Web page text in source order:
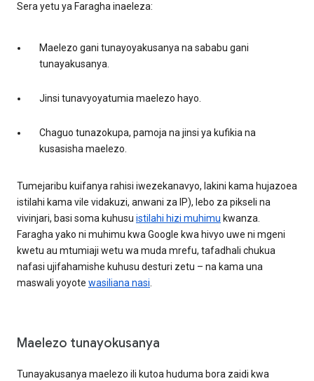
Sera yetu ya Faragha inaeleza:
Maelezo gani tunayoyakusanya na sababu gani
tunayakusanya.
Jinsi tunavyoyatumia maelezo hayo.
Chaguo tunazokupa, pamoja na jinsi ya kufikia na
kusasisha maelezo.
Tumejaribu kuifanya rahisi iwezekanavyo, lakini kama hujazoea
istilahi kama vile vidakuzi, anwani za IP), lebo za pikseli na
vivinjari, basi soma kuhusu istilahi hizi muhimu kwanza.
Faragha yako ni muhimu kwa Google kwa hivyo uwe ni mgeni
kwetu au mtumiaji wetu wa muda mrefu, tafadhali chukua
nafasi ujifahamishe kuhusu desturi zetu – na kama una
maswali yoyote wasiliana nasi.
Maelezo tunayokusanya
Tunayakusanya maelezo ili kutoa huduma bora zaidi kwa